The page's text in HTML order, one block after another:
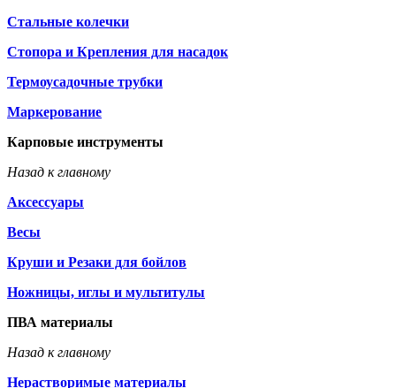
Стальные колечки
Стопора и Крепления для насадок
Термоусадочные трубки
Маркерование
Карповые инструменты
Назад к главному
Аксессуары
Весы
Круши и Резаки для бойлов
Ножницы, иглы и мультитулы
ПВА материалы
Назад к главному
Нерастворимые материалы